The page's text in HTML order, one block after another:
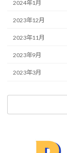
2024年1月
2023年12月
2023年11月
2023年9月
2023年3月